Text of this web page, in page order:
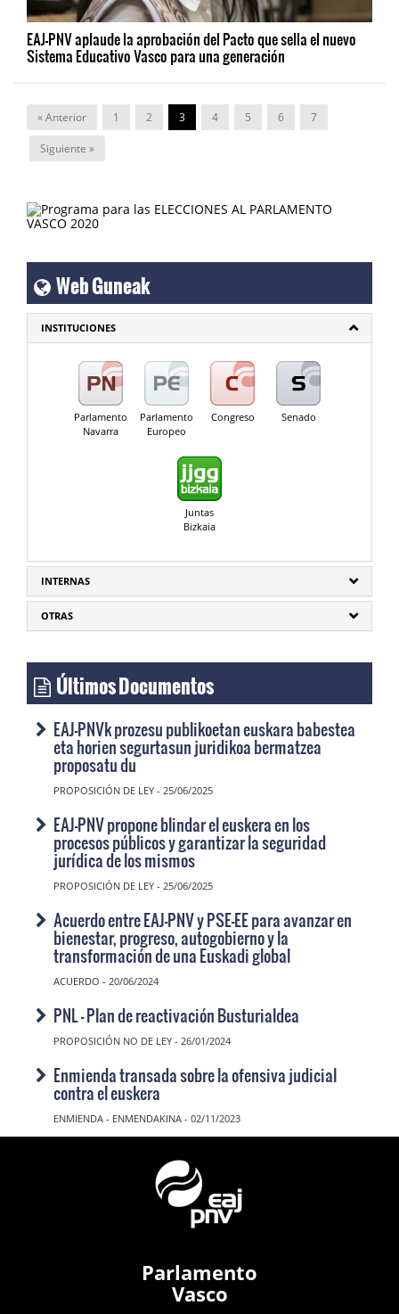
EAJ-PNV aplaude la aprobación del Pacto que sella el nuevo
Sistema Educativo Vasco para una generación
« Anterior 1 2 3 4 5 6 7
Siguiente »
Web Guneak
INSTITUCIONES
Parlamento
Navarra
Parlamento
Europeo
Congreso Senado
Juntas
Bizkaia
INTERNAS
OTRAS
Últimos Documentos
EAJ-PNVk prozesu publikoetan euskara babestea
eta horien segurtasun juridikoa bermatzea
proposatu du
PROPOSICIÓN DE LEY - 25/06/2025
EAJ-PNV propone blindar el euskera en los
procesos públicos y garantizar la seguridad
jurídica de los mismos
PROPOSICIÓN DE LEY - 25/06/2025
Acuerdo entre EAJ-PNV y PSE-EE para avanzar en
bienestar, progreso, autogobierno y la
transformación de una Euskadi global
ACUERDO - 20/06/2024
PNL - Plan de reactivación Busturialdea
PROPOSICIÓN NO DE LEY - 26/01/2024
Enmienda transada sobre la ofensiva judicial
contra el euskera
ENMIENDA - ENMENDAKINA - 02/11/2023
Parlamento
Vasco